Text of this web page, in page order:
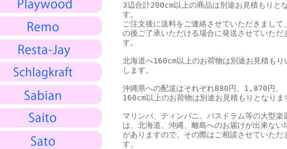
3辺合計200cm以上の商品は別途お見積もりと
す。
ご注文後に送料をご連絡させていただきまして
の後ご了承いただける場合に発送させていただ
す。
北海道へ160cm以上のお荷物は別途お見積もり
します。
沖縄県への配送はそれぞれ880円、1,870円、
160cm以上のお荷物は別途お見積もりとなりま
マリンバ、ティンパニ、バスドラム等の大型楽
は、北海道、沖縄、離島へのお届けが出来ない
がありますので、その際はご相談させていただ
す。